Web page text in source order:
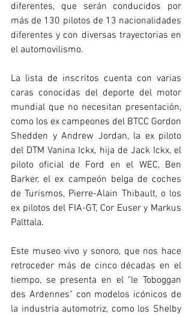
diferentes, que serán conducidos por
más de 130 pilotos de 13 nacionalidades
diferentes y con diversas trayectorias en
el automovilismo.
La lista de inscritos cuenta con varias
caras conocidas del deporte del motor
mundial que no necesitan presentación,
como los ex campeones del BTCC Gordon
Shedden y Andrew Jordan, la ex piloto
del DTM Vanina Ickx, hija de Jack Ickx, el
piloto oficial de Ford en el WEC, Ben
Barker, el ex campeón belga de coches
de Turismos, Pierre-Alain Thibault, o los
ex pilotos del FIA-GT, Cor Euser y Markus
Palttala.
Este museo vivo y sonoro, que nos hace
retroceder más de cinco décadas en el
tiempo, se presenta en el "le Toboggan
des Ardennes" con modelos icónicos de
la industria automotriz, como los Shelby